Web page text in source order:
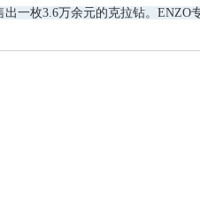
出一枚3.6万余元的克拉钻。ENZO